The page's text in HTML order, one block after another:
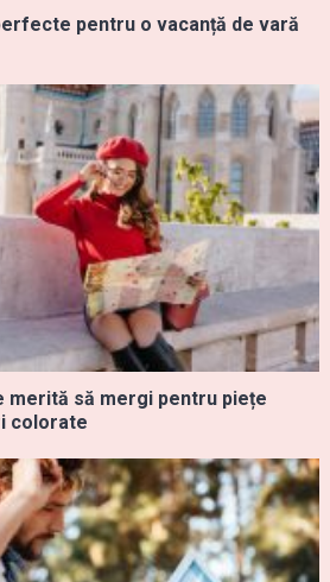
pentru o vacanță de vară
merită să mergi pentru piețe
colorate